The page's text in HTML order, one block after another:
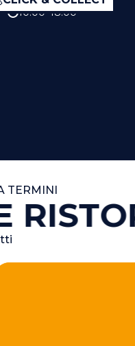
10:00–18:00
TERMINI